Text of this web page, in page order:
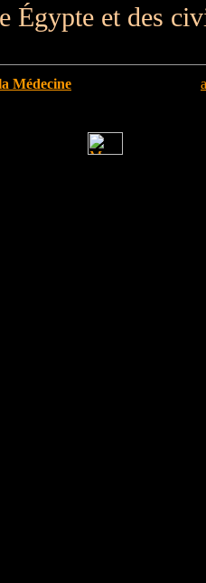
Égypte et des
Médecine